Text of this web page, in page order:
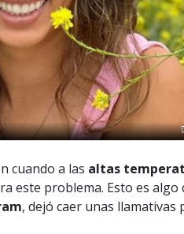
cuando a las altas
este problema. Esto es algo
, dejó caer unas llamativas